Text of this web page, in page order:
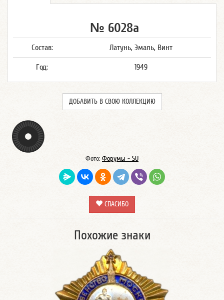
№ 6028а
Состав: Латунь, Эмаль, Винт
Год: 1949
ДОБАВИТЬ В СВОЮ КОЛЛЕКЦИЮ
Фото: Форумы - SU
СПАСИБО
Похожие знаки